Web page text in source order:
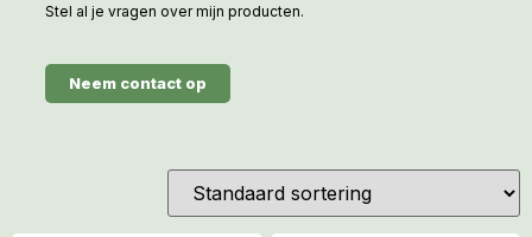
Stel al je vragen over mijn producten.
Neem contact op